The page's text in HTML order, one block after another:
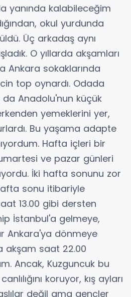
yanında kalabileceğim
okul yurdunda
Üç arkadaş aynı
O yıllarda akşamları
Ankara sokaklarında
top oynardı. Odada
Anadolu'nun küçük
yemeklerini yer,
Bu yaşama adapte
Hafta içleri bir
ve pazar günleri
İki hafta sonunu zor
sonu itibariyle
13.00 gibi dersten
İstanbul'a gelmeye,
Ankara'ya dönmeye
akşam saat 22.00
Ancak, Kuzguncuk bu
koruyor, kış ayları
değil ama gençler